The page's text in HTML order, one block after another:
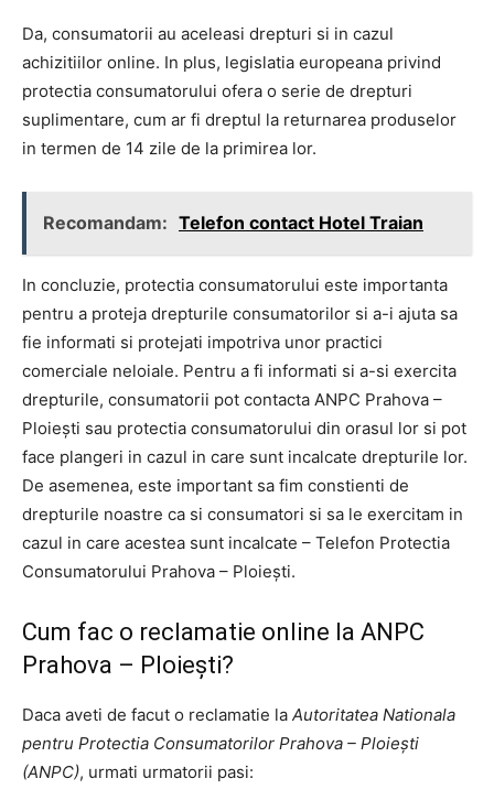
Da, consumatorii au aceleasi drepturi si in cazul
achizitiilor online. In plus, legislatia europeana privind
protectia consumatorului ofera o serie de drepturi
suplimentare, cum ar fi dreptul la returnarea produselor
in termen de 14 zile de la primirea lor.
Recomandam: Telefon contact Hotel Traian
In concluzie, protectia consumatorului este importanta
pentru a proteja drepturile consumatorilor si a-i ajuta sa
fie informati si protejati impotriva unor practici
comerciale neloiale. Pentru a fi informati si a-si exercita
drepturile, consumatorii pot contacta ANPC Prahova –
Ploiești sau protectia consumatorului din orasul lor si pot
face plangeri in cazul in care sunt incalcate drepturile lor.
De asemenea, este important sa fim constienti de
drepturile noastre ca si consumatori si sa le exercitam in
cazul in care acestea sunt incalcate – Telefon Protectia
Consumatorului Prahova – Ploiești.
Cum fac o reclamatie online la ANPC
Prahova – Ploiești?
Daca aveti de facut o reclamatie la Autoritatea Nationala
pentru Protectia Consumatorilor Prahova – Ploiești
(ANPC), urmati urmatorii pasi: